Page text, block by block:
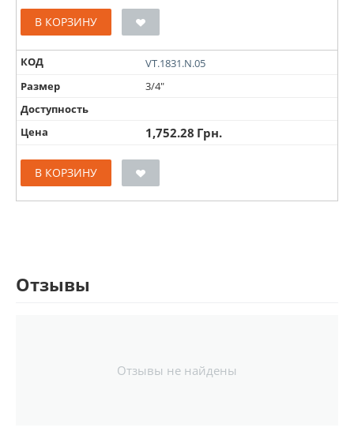
В КОРЗИНУ
КОД
VT.1831.N.05
Размер
3/4"
Доступность
Цена
1,752.28 Грн.
В КОРЗИНУ
Отзывы
Отзывы не найдены